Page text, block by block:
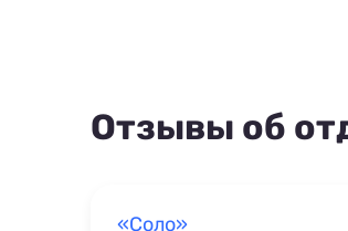
Отзывы об
«Соло»